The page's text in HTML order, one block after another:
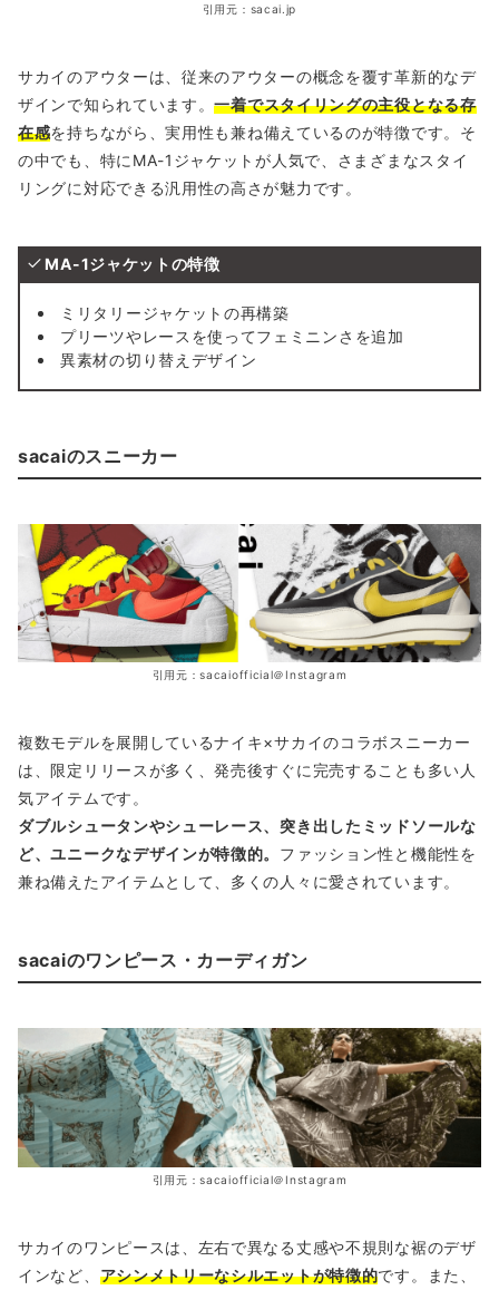
引用元：sacai.jp
サカイのアウターは、従来のアウターの概念を覆す革新的なデ
ザインで知られています。一着でスタイリングの主役となる存
在感を持ちながら、実用性も兼ね備えているのが特徴です。そ
の中でも、特にMA-1ジャケットが人気で、さまざまなスタイ
リングに対応できる汎用性の高さが魅力です。
MA-1ジャケットの特徴
ミリタリージャケットの再構築
プリーツやレースを使ってフェミニンさを追加
異素材の切り替えデザイン
sacaiのスニーカー
引用元：sacaiofficial＠Instagram
複数モデルを展開しているナイキ×サカイのコラボスニーカー
は、限定リリースが多く、発売後すぐに完売することも多い人
気アイテムです。
ダブルシュータンやシューレース、突き出したミッドソールな
ど、ユニークなデザインが特徴的。 ファッション性と機能性を
兼ね備えたアイテムとして、多くの人々に愛されています。
sacaiのワンピース・カーディガン
引用元：sacaiofficial＠Instagram
サカイのワンピースは、左右で異なる丈感や不規則な裾のデザ
インなど、 アシンメトリーなシルエットが特徴的です。また、